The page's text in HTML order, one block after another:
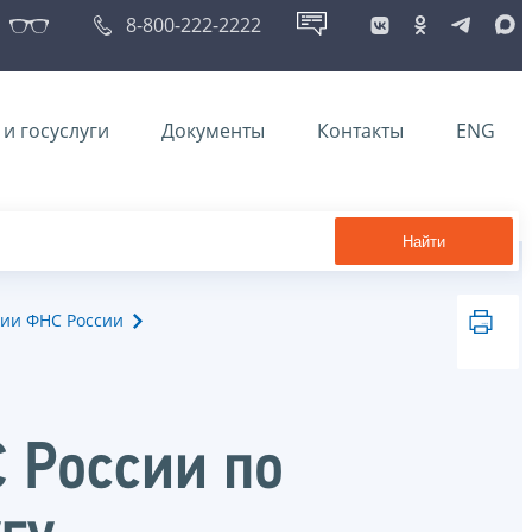
8-800-222-2222
госуслуги Документы Контакты ENG
Найти
ФНС России
по